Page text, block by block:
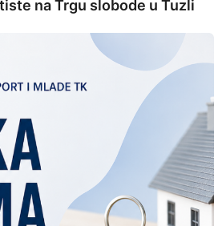
na Trgu slobode u Tuzli